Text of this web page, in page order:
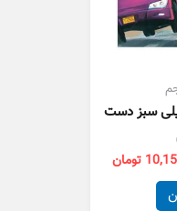
سبز دست
تومان